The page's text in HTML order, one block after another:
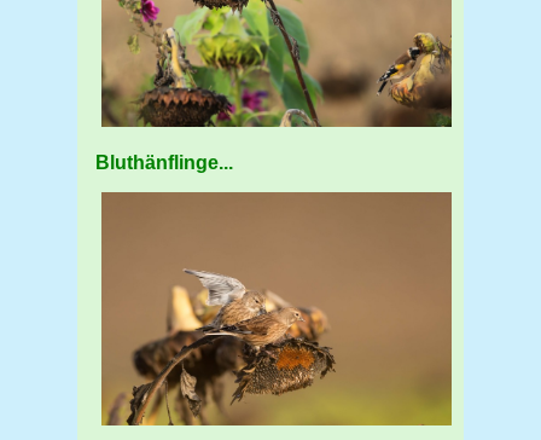
Bluthänflinge...